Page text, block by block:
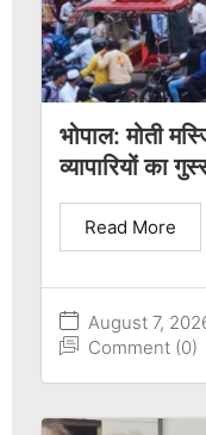
भोपाल: मोती
व्यापारियों का
August 7,
Comment (0)
Read More